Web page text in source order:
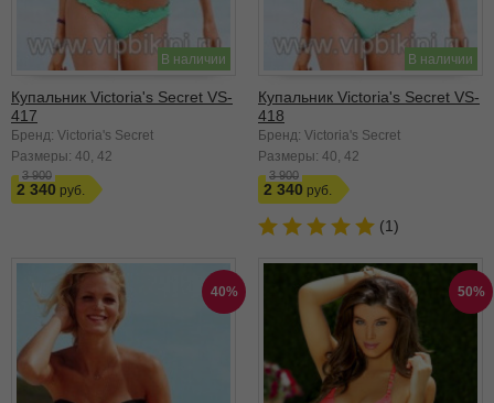
В наличии
Купальник Victoria's Secret VS-
417
Бренд: Victoria's Secret
Размеры: 40 42
3 900
2 340
В наличии
Купальник Victoria's Secret VS-
418
Бренд: Victoria's Secret
Размеры: 40 42
3 900
2 340
(1)
40% 50%